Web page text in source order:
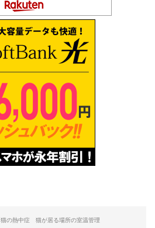
猫の熱中症 猫が居る場所の室温管理